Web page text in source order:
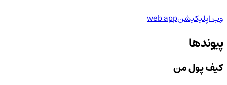
وب اپلیکیشنweb app
پیوندها
کیف پول من